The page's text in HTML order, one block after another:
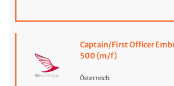
Captain/First Officer
500 (m/f)
Österreich